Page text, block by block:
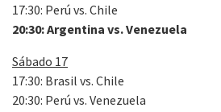
17:30: Perú vs. Chile
20:30: Argentina vs. Venezuela
Sábado 17
17:30: Brasil vs. Chile
20:30: Perú vs. Venezuela